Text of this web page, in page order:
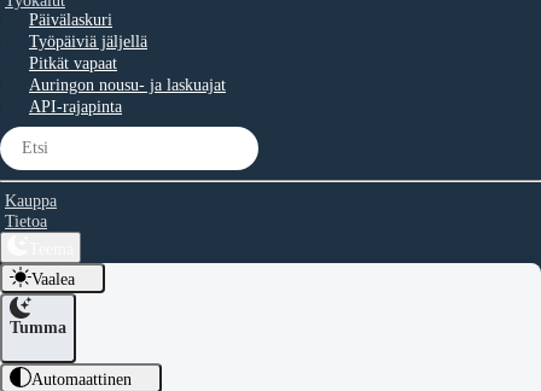
Päivälaskuri
Työpäiviä jäljellä
Pitkät vapaat
Auringon nousu- ja laskuajat
API-rajapinta
Kauppa
Tietoa
Vaalea
Tumma
Automaattinen